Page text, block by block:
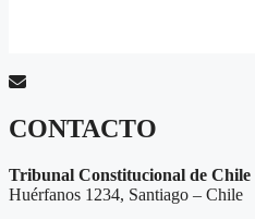
CONTACTO
Tribunal Constitucional de Chile
Huérfanos 1234, Santiago – Chile